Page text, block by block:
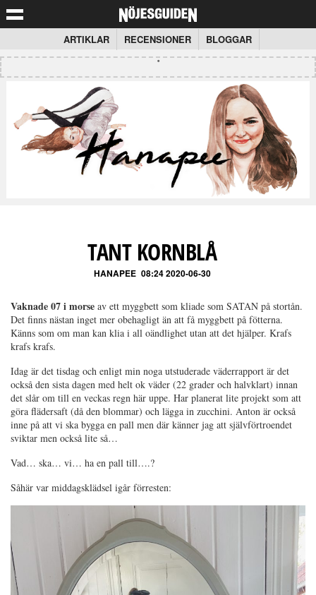
ARTIKLAR RECENSIONER BLOGGAR
TANT KORNBLÅ
HANAPEE 08:24 2020-06-30
Vaknade 07 i morse av ett myggbett som kliade som SATAN på stortån.
Det finns nästan inget mer obehagligt än att få myggbett på fötterna.
Känns som om man kan klia i all oändlighet utan att det hjälper. Krafs
krafs krafs.
Idag är det tisdag och enligt min noga utstuderade väderrapport är det
också den sista dagen med helt ok väder (22 grader och halvklart) innan
det slår om till en veckas regn här uppe. Har planerat lite projekt som att
göra flädersaft (då den blommar) och lägga in zucchini. Anton är också
inne på att vi ska bygga en pall men där känner jag att självförtroendet
sviktar men också lite så…
Vad… ska… vi… ha en pall till….?
Såhär var middagsklädsel igår förresten: